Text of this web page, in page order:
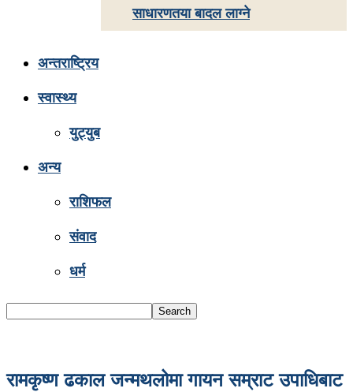
साधारणतया बादल लाग्ने
अन्तराष्ट्रिय
स्वास्थ्य
युट्युब
अन्य
राशिफल
संवाद
धर्म
रामकृष्ण ढकाल जन्मथलोमा गायन सम्राट उपाधिबाट